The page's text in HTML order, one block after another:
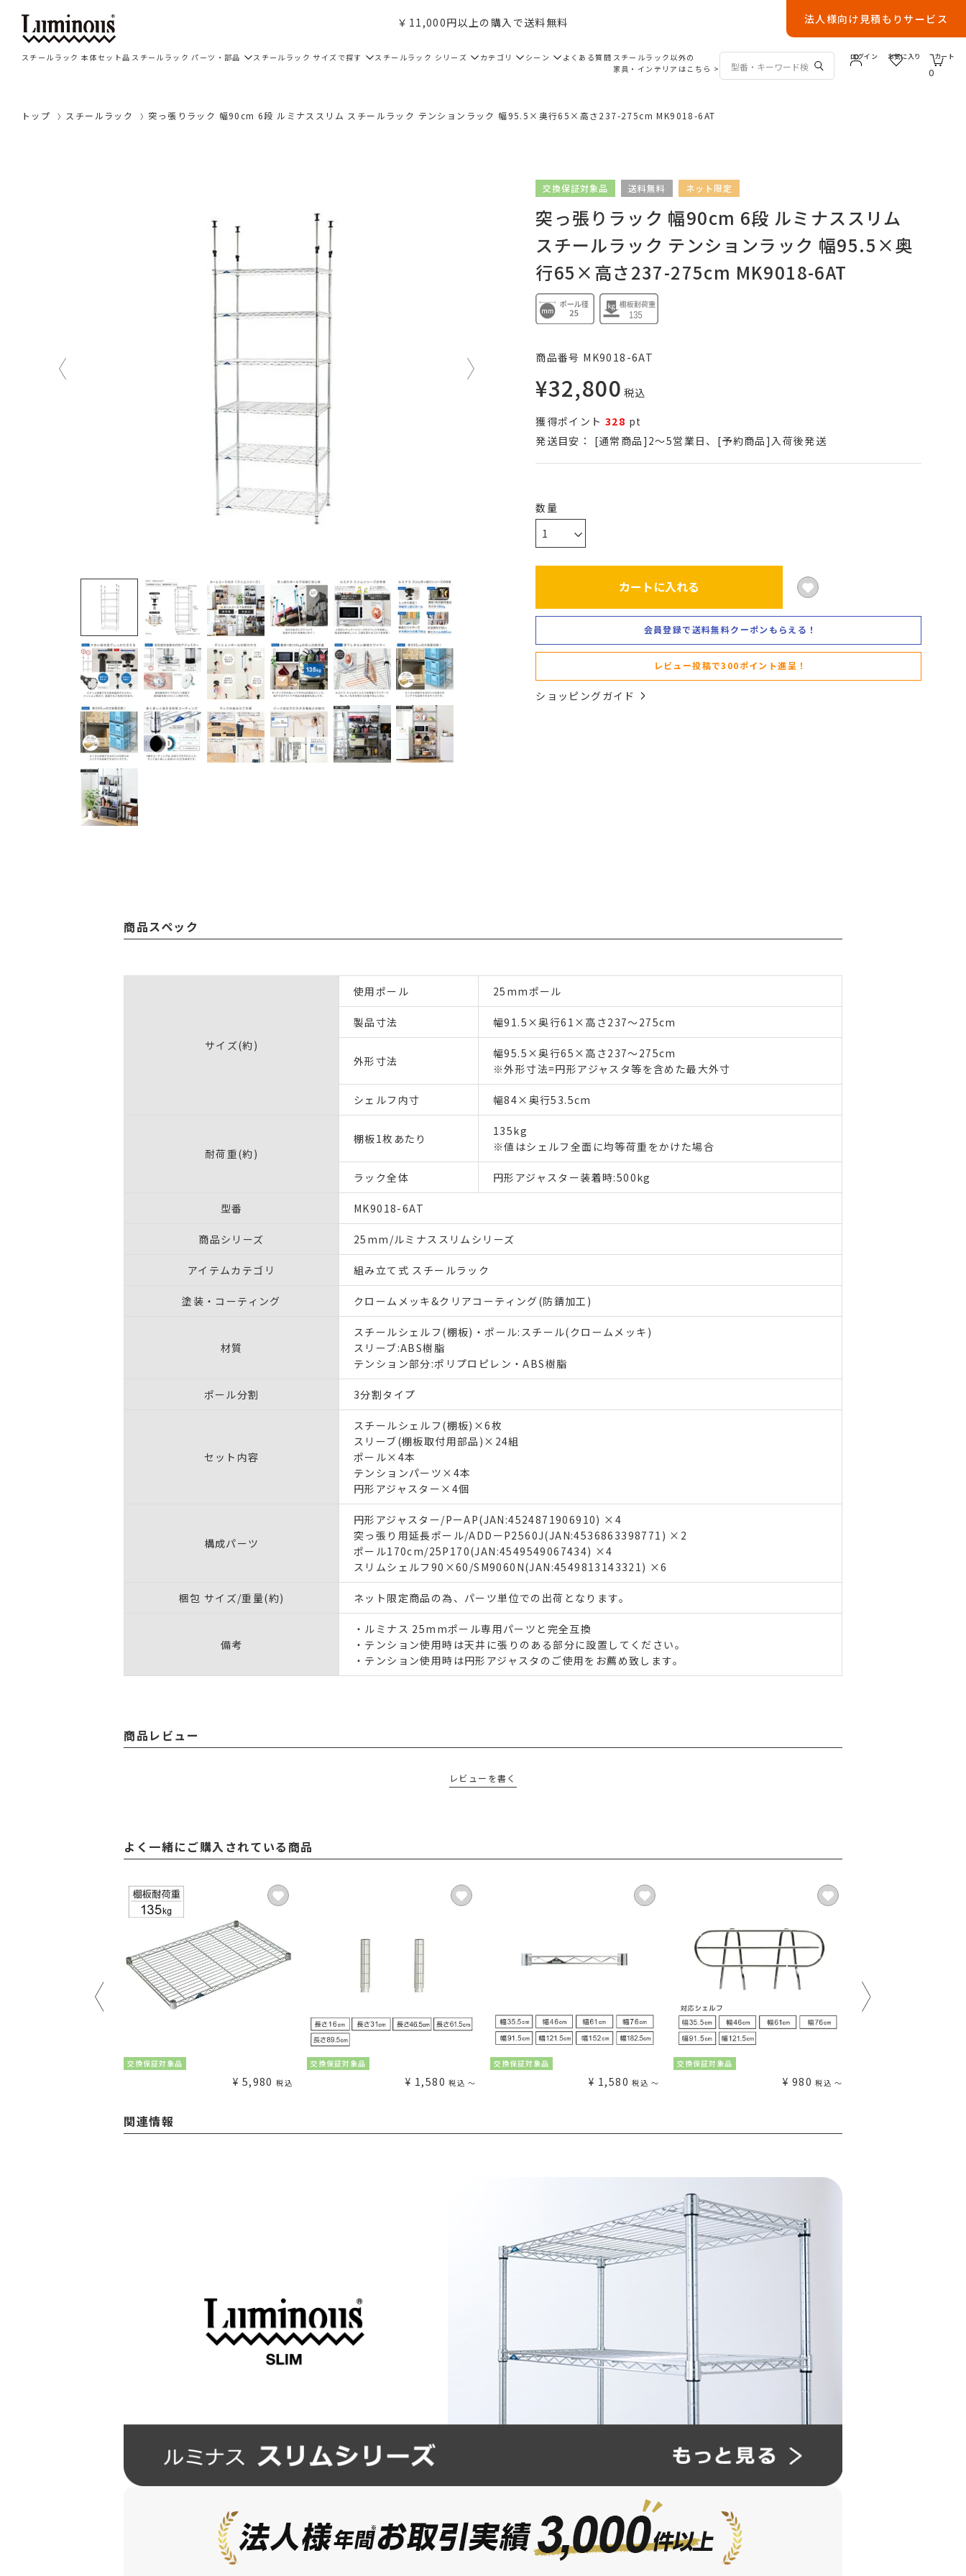
￥11,000円以上の購入で送料無料 法人様向け見積もりサービス
スチールラック 本体セット品 スチールラック パーツ・部品 スチールラック サイズで探す スチールラック シリーズ カテゴリ シーン よくある質問 スチールラック以外の
家具・インテリアはこちら >
ログイン お気に入り
0
カート
トップ スチールラック 突っ張りラック 幅90cm 6段 ルミナススリム スチールラック テンションラック 幅95.5×奥行65×高さ237-275cm MK9018-6AT
交換保証対象品 送料無料 ネット限定
突っ張りラック 幅90cm 6段 ルミナススリム
スチールラック テンションラック 幅95.5×奥
行65×高さ237-275cm MK9018-6AT
商品番号 MK9018-6AT
¥32,800 税込
獲得ポイント 328 pt
発送目安：
[通常商品]2～5営業日、[予約商品]入荷後発送
カートに入れる
会員登録で送料無料クーポンもらえる！
レビュー投稿で300ポイント進呈！
ショッピングガイド
商品スペック
サイズ(約)
使用ポール 25mmポール
製品寸法 幅91.5×奥行61×高さ237～275cm
外形寸法
幅95.5×奥行65×高さ237～275cm
※外形寸法=円形アジャスタ等を含めた最大外寸
シェルフ内寸 幅84×奥行53.5cm
耐荷重(約)
棚板1枚あたり
135kg
※値はシェルフ全面に均等荷重をかけた場合
ラック全体 円形アジャスター装着時:500kg
型番 MK9018-6AT
商品シリーズ 25mm/ルミナススリムシリーズ
アイテムカテゴリ 組み立て式 スチールラック
塗装・コーティング クロームメッキ&クリアコーティング(防錆加工)
材質
スチールシェルフ(棚板)・ポール:スチール(クロームメッキ)
スリーブ:ABS樹脂
テンション部分:ポリプロピレン・ABS樹脂
ポール分割 3分割タイプ
セット内容
スチールシェルフ(棚板)×6枚
スリーブ(棚板取付用部品)×24組
ポール×4本
テンションパーツ×4本
円形アジャスター×4個
構成パーツ
円形アジャスター/PーAP(JAN:4524871906910) ×4
突っ張り用延長ポール/ADDーP2560J(JAN:4536863398771) ×2
ポール170cm/25P170(JAN:4549549067434) ×4
スリムシェルフ90×60/SM9060N(JAN:4549813143321) ×6
梱包 サイズ/重量(約) ネット限定商品の為、パーツ単位での出荷となります。
備考
・ルミナス 25mmポール専用パーツと完全互換
・テンション使用時は天井に張りのある部分に設置してください。
・テンション使用時は円形アジャスタのご使用をお薦め致します。
商品レビュー
レビューを書く
よく一緒にご購入されている商品
交換保証対象品
¥ 5,980 税込
交換保証対象品
¥ 1,580 税込 〜
交換保証対象品
¥ 1,580 税込 〜
交換保証対象品
¥ 980 税込 〜
関連情報